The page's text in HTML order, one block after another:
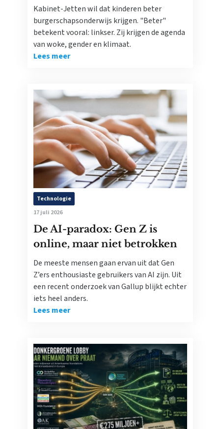
Kabinet-Jetten wil dat kinderen beter
burgerschapsonderwijs krijgen. "Beter"
betekent vooral: linkser. Zij krijgen de agenda
van woke, gender en klimaat.
Lees meer
Technologie
17 juli 2026
De AI-paradox: Gen Z is
online, maar niet betrokken
De meeste mensen gaan ervan uit dat Gen
Z’ers enthousiaste gebruikers van AI zijn. Uit
een recent onderzoek van Gallup blijkt echter
iets heel anders.
Lees meer